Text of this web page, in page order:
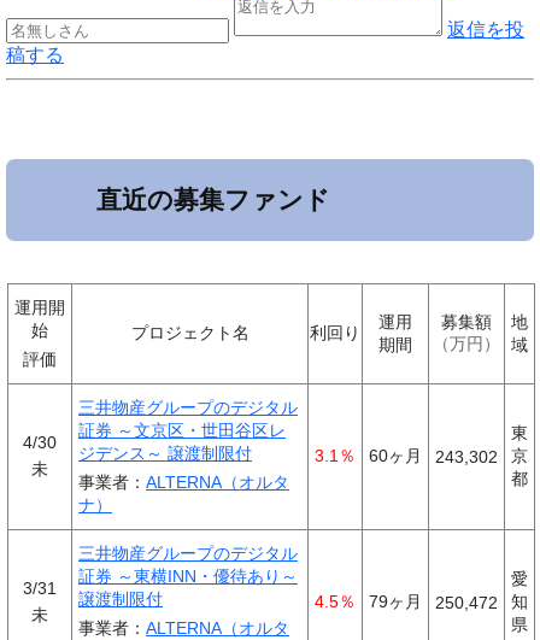
返信を投
稿する
直近の募集ファンド
運用開
始
評価
プロジェクト名 利回り
運用
期間
募集額
万円
地
域
4/30
未
三井物産グループのデジタル
証券 ～文京区・世田谷区レ
ジデンス～ 譲渡制限付
事業者： ALTERNA（オルタ
ナ）
3.1％ 60ヶ月 243,302
東
京
都
3/31
未
三井物産グループのデジタル
証券 ～東横INN・優待あり～
譲渡制限付
事業者： ALTERNA（オルタ
4.5％ 79ヶ月 250,472
愛
知
県